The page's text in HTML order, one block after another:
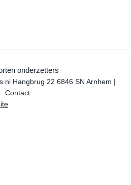
onderzetters
Hangbrug 22 6846 SN Arnhem |
Contact